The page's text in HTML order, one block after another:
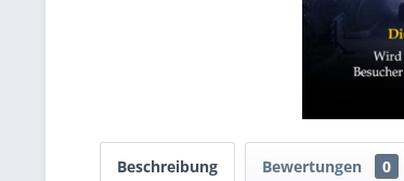
Beschreibung Bewertungen 0